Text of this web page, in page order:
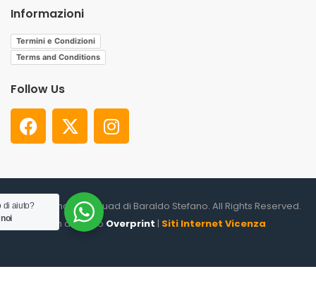
Informazioni
Termini e Condizioni
Terms and Conditions
Follow Us
© 2026. Shooter Squad di Baraldo Stefano. All Rights Reserved.
un altro sito Overprint | Siti Internet Vicenza
di aiuto?